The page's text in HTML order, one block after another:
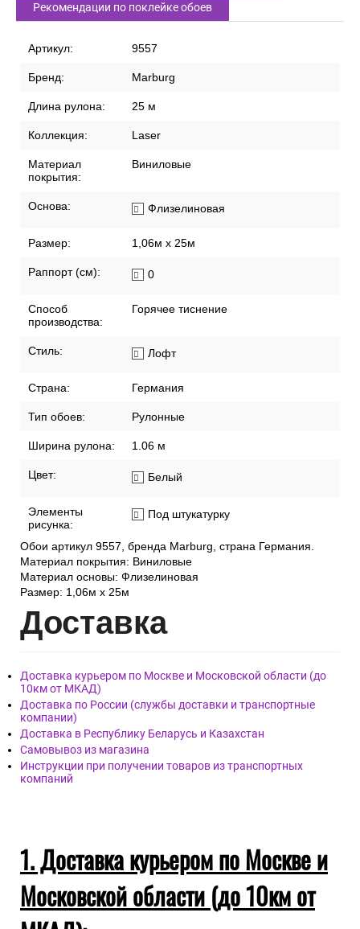
Рекомендации по поклейке обоев
Артикул: 9557
Бренд: Marburg
Длина рулона: 25 м
Коллекция: Laser
Материал
покрытия:
Виниловые
Основа: Флизелиновая
Размер: 1,06м x 25м
Раппорт (см): 0
Способ
производства:
Горячее тиснение
Стиль: Лофт
Страна: Германия
Тип обоев: Рулонные
Ширина рулона: 1.06 м
Цвет: Белый
Элементы
рисунка:
Под штукатурку
Обои артикул 9557, бренда Marburg, страна Германия.
Материал покрытия: Виниловые
Материал основы: Флизелиновая
Размер: 1,06м x 25м
Доставка
Доставка курьером по Москве и Московской области (до
10км от МКАД)
Доставка по России (службы доставки и транспортные
компании)
Доставка в Республику Беларусь и Казахстан
Самовывоз из магазина
Инструкции при получении товаров из транспортных
компаний
1. Доставка курьером по Москве и
Московской области (до 10км от